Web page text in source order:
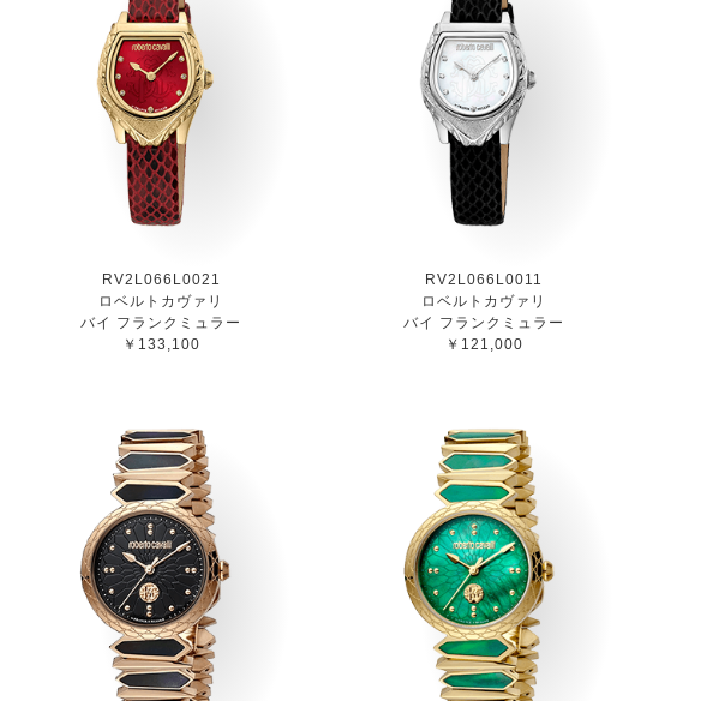
RV2L066L0021
ロベルトカヴァリ
バイ フランクミュラー
￥133,100
RV2L066L0011
ロベルトカヴァリ
バイ フランクミュラー
￥121,000